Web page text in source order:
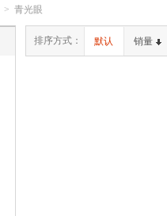
> 青光眼
排序方式： 默认 销量